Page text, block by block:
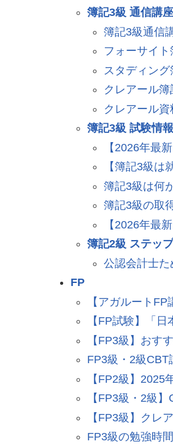
簿記3級 通信講
簿記3級通信
フォーサイ
スタディン
クレアール
クレアール
簿記3級 試験情報
【2026年最
【簿記3級
簿記3級は何
簿記3級の取
【2026年最
簿記2級 ステッ
公認会計士
FP
【アガルート
【FP試験】「
【FP3級】おす
FP3級・2級CBT
【FP2級】
【FP3級・2級
【FP3級】クレ
FP3級の勉強時